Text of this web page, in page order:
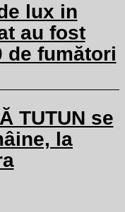
lux in
au fost
de fumători
TUTUN se
la